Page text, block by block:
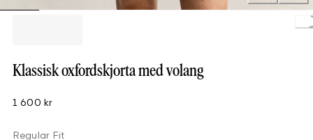
Klassisk oxfordskjorta med volang
1 600 kr
Regular Fit